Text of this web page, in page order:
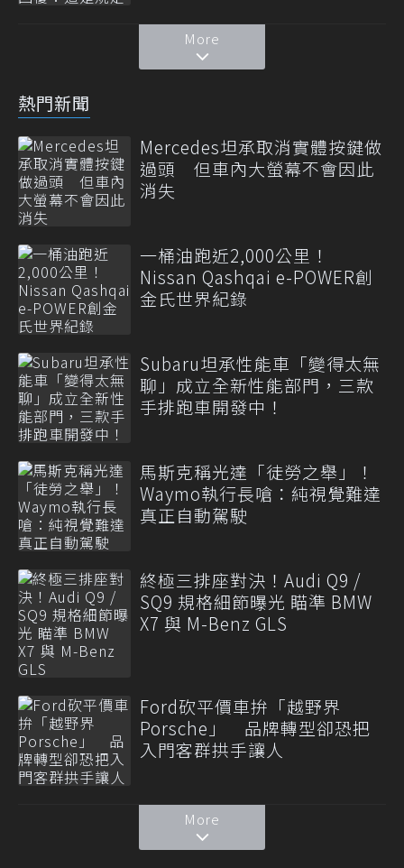
More
熱門新聞
Mercedes坦承取消實體按鍵做
過頭 但車內大螢幕不會因此
消失
一桶油跑近2,000公里！
Nissan Qashqai e-POWER創
金氏世界紀錄
Subaru坦承性能車「變得太無
聊」成立全新性能部門，三款
手排跑車開發中！
馬斯克稱光達「徒勞之舉」！
Waymo執行長嗆：純視覺難達
真正自動駕駛
終極三排座對決！Audi Q9 /
SQ9 規格細節曝光 瞄準 BMW
X7 與 M-Benz GLS
Ford砍平價車拚「越野界
Porsche」 品牌轉型卻恐把
入門客群拱手讓人
More